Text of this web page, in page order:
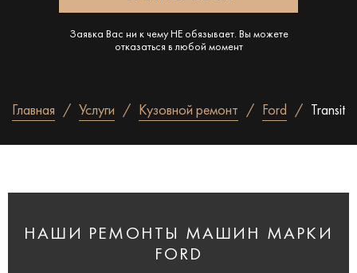
Заявка Вас ни к чему НЕ обязывает. Вы можете
отказаться в любой момент
Главная Услуги Кузовной ремонт Ford Transit
НАШИ РЕМОНТЫ МАШИН МАРКИ
FORD